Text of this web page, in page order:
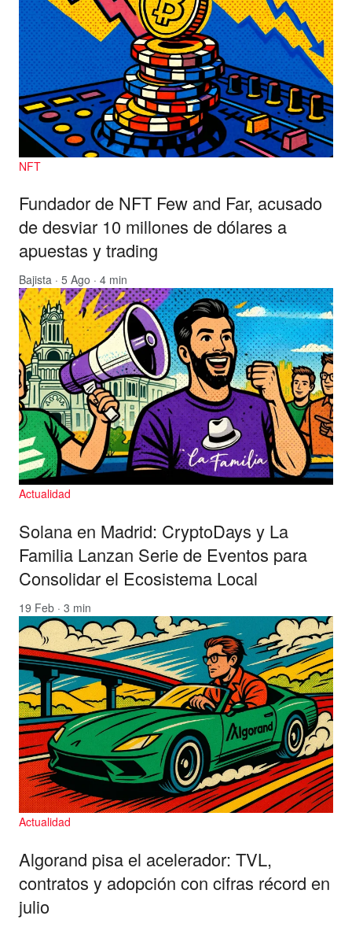
NFT
Fundador de NFT Few and Far, acusado
de desviar 10 millones de dólares a
apuestas y trading
Bajista · 5 Ago · 4 min
Actualidad
Solana en Madrid: CryptoDays y La
Familia Lanzan Serie de Eventos para
Consolidar el Ecosistema Local
19 Feb · 3 min
Actualidad
Algorand pisa el acelerador: TVL,
contratos y adopción con cifras récord en
julio